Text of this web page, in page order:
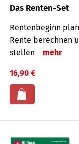
Das Renten-Set
Rentenbeginn
Rente berechnen
stellen
mehr
16,90 €